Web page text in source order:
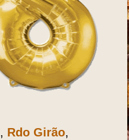
, Rdo Girão,